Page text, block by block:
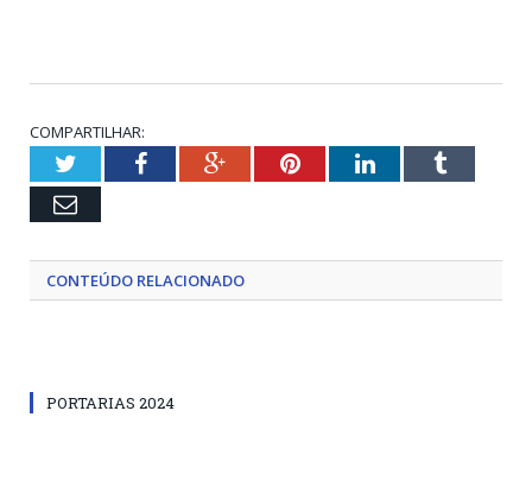
COMPARTILHAR:
TwitterFacebookGoogle+PinterestLinkedInTumblr
Email
CONTEÚDO RELACIONADO
PORTARIAS 2024